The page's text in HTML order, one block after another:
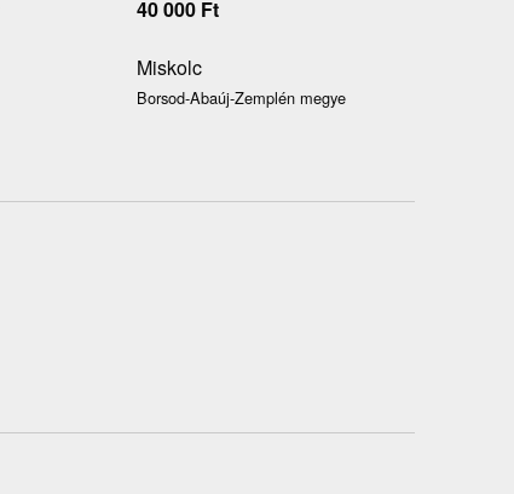
40 000 Ft
Miskolc
Borsod-Abaúj-Zemplén megye